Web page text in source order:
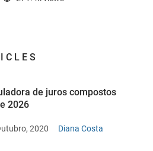
de juros compostos
2026
2020 Diana Costa